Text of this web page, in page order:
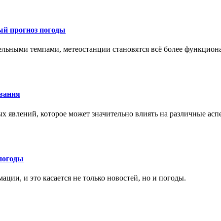
прогноз погоды
темпами, метеостанции становятся всё более
которое может значительно влиять на различные
и это касается не только новостей, но и погоды.